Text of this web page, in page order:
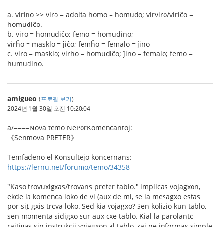
a. virino >> viro = adolta homo = homudo; virviro/viriĉo =
homudiĉo.
b. viro = homudiĉo; femo = homudino;
virĥo = masklo = ĵiĉo; femĥo = femalo = ĵino
c. viro = masklo; virĥo = homudiĉo; ĵino = femalo; femo =
humudino.
amigueo (프로필 보기)
2024년 1월 30일 오전 10:20:04
a/====Nova temo NePorKomencantoj:
《Senmova PRETER》
Temfadeno el Konsultejo koncernans:
https://lernu.net/forumo/temo/34358
"Kaso trovuxigxas/trovans preter tablo." implicas vojagxon,
ekde la komenca loko de vi (aux de mi, se la mesagxo estas
por si), gxis trova loko. Sed kia vojagxo? Sen kolizio kun tablo,
sen momenta sidigxo sur aux cxe tablo. Kial la parolanto